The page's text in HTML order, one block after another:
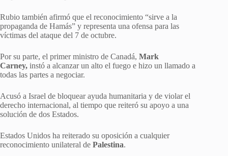
Rubio también afirmó que el reconocimiento “sirve a la
propaganda de Hamás” y representa una ofensa para las
víctimas del ataque del 7 de octubre.
Por su parte, el primer ministro de Canadá, Mark
Carney, instó a alcanzar un alto el fuego e hizo un llamado a
todas las partes a negociar.
Acusó a Israel de bloquear ayuda humanitaria y de violar el
derecho internacional, al tiempo que reiteró su apoyo a una
solución de dos Estados.
Estados Unidos ha reiterado su oposición a cualquier
reconocimiento unilateral de Palestina.